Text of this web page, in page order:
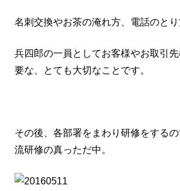
名刺交換やお茶の淹れ方、電話のとり
兵四郎の一員としてお客様やお取引
要な、とても大切なことです。
その後、各部署をまわり研修をする
流研修の真っただ中。